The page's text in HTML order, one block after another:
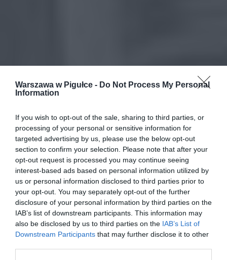
Warszawa w Pigułce - Do Not Process My Personal
Information
If you wish to opt-out of the sale, sharing to third parties, or
processing of your personal or sensitive information for
targeted advertising by us, please use the below opt-out
section to confirm your selection. Please note that after your
opt-out request is processed you may continue seeing
interest-based ads based on personal information utilized by
us or personal information disclosed to third parties prior to
your opt-out. You may separately opt-out of the further
disclosure of your personal information by third parties on the
IAB’s list of downstream participants. This information may
also be disclosed by us to third parties on the IAB’s List of
Downstream Participants that may further disclose it to other